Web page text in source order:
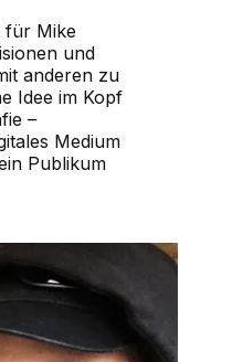
für Mike
und
anderen zu
Idee im Kopf
–
Medium
Publikum